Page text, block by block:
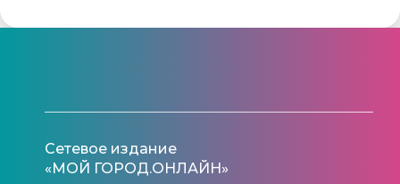
Сетевое издание
«МОЙ ГОРОД.ОНЛАЙН»